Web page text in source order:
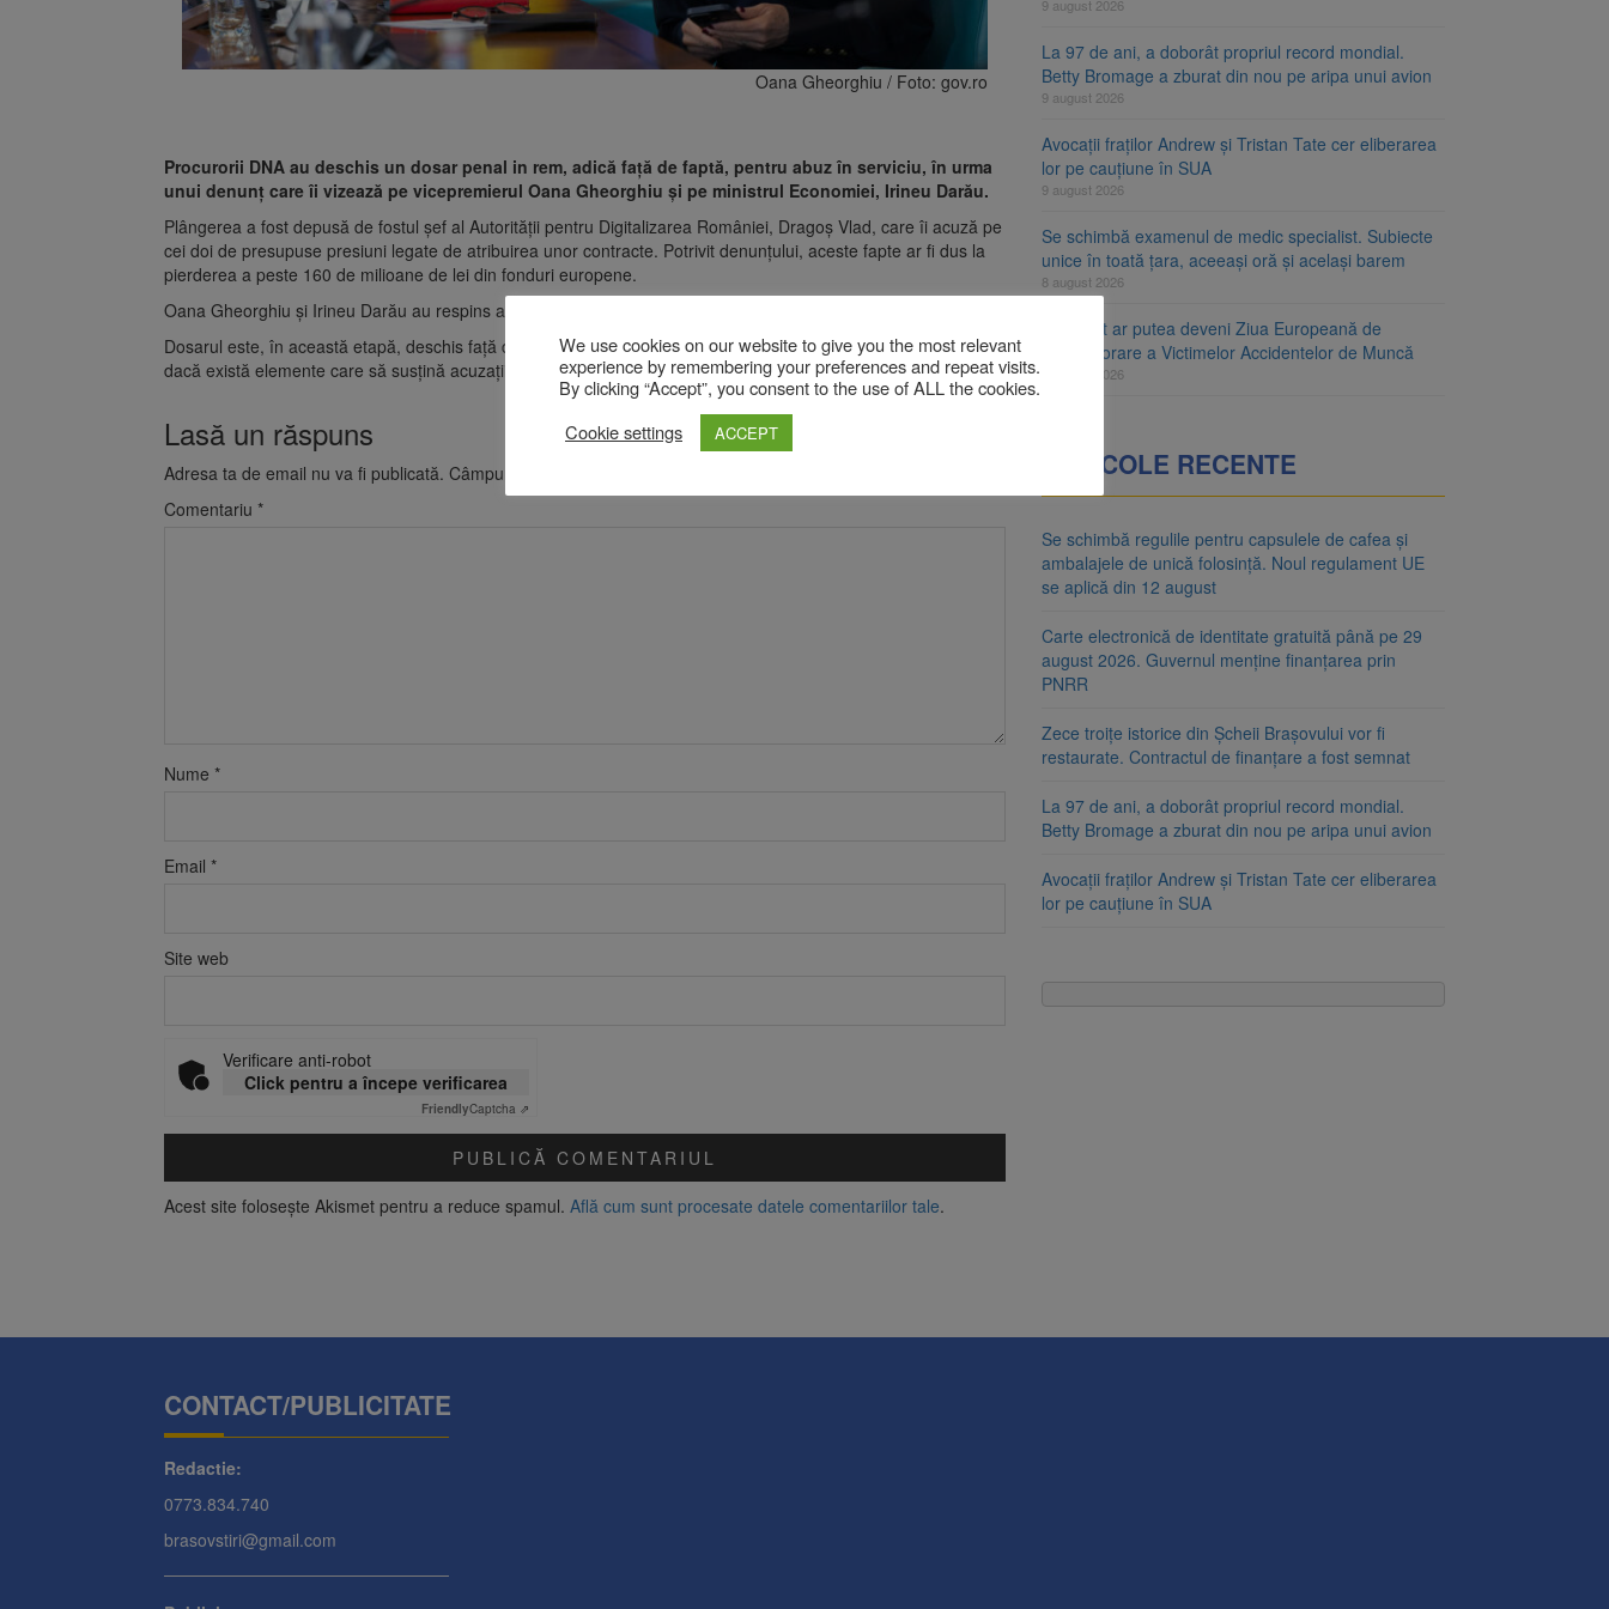
Oana Gheorghiu / Foto: gov.ro
Procurorii DNA au deschis un dosar penal in rem, adică față de faptă, pentru abuz în serviciu, în urma
unui denunț care îi vizează pe vicepremierul Oana Gheorghiu și pe ministrul Economiei, Irineu Darău.
Plângerea a fost depusă de fostul șef al Autorității pentru Digitalizarea României, Dragoș Vlad, care îi acuză pe
cei doi de presupuse presiuni legate de atribuirea unor contracte. Potrivit denunțului, aceste fapte ar fi dus la
pierderea a peste 160 de milioane de lei din fonduri europene.
Oana Gheorghiu și Irineu Darău au respins acuzațiile și susțin că sesizarea penală nu are bază reală.
Dosarul este, în această etapă, deschis față de faptă, nu față de persoane, iar ancheta urmează să stabilească
dacă există elemente care să susțină acuzațiile formulate.
Lasă un răspuns
Adresa ta de email nu va fi publicată. Câmpurile obligatorii sunt marcate cu
Comentariu *
Nume *
Email *
Site web
Verificare anti-robot
Click pentru a începe verificarea
FriendlyCaptcha ⇗
Acest site folosește Akismet pentru a reduce spamul. Află cum sunt procesate datele comentariilor tale.
9 august 2026
La 97 de ani, a doborât propriul record mondial.
Betty Bromage a zburat din nou pe aripa unui avion
9 august 2026
Avocații fraților Andrew și Tristan Tate cer eliberarea
lor pe cauțiune în SUA
9 august 2026
Se schimbă examenul de medic specialist. Subiecte
unice în toată țara, aceeași oră și același barem
8 august 2026
8 august ar putea deveni Ziua Europeană de
Comemorare a Victimelor Accidentelor de Muncă
8 august 2026
ARTICOLE RECENTE
Se schimbă regulile pentru capsulele de cafea și
ambalajele de unică folosință. Noul regulament UE
se aplică din 12 august
Carte electronică de identitate gratuită până pe 29
august 2026. Guvernul menține finanțarea prin
PNRR
Zece troițe istorice din Șcheii Brașovului vor fi
restaurate. Contractul de finanțare a fost semnat
La 97 de ani, a doborât propriul record mondial.
Betty Bromage a zburat din nou pe aripa unui avion
Avocații fraților Andrew și Tristan Tate cer eliberarea
lor pe cauțiune în SUA
CONTACT/PUBLICITATE
Redactie:
0773.834.740
brasovstiri@gmail.com
We use cookies on our website to give you the most relevant
experience by remembering your preferences and repeat visits.
By clicking “Accept”, you consent to the use of ALL the cookies.
Cookie settings
ACCEPT